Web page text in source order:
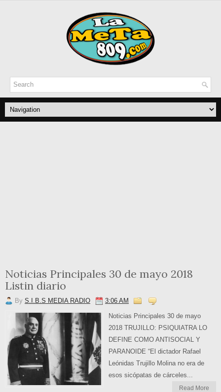
Noticias Principales 30 de mayo 2018
Listin diario
By S.I.B.S MEDIA RADIO 3:06 AM
Noticias Principales 30 de mayo
2018 TRUJILLO: PSIQUIATRA LO
DEFINE COMO ANTISOCIAL Y
PARANOIDE “El dictador Rafael
Leónidas Trujillo Molina no era de
esos sicópatas de cárceles...
Read More